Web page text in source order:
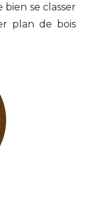
se classer
plan de bois